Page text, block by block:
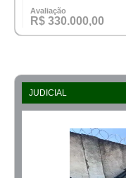
Avaliação
R$ 330.000,00
JUDICIAL